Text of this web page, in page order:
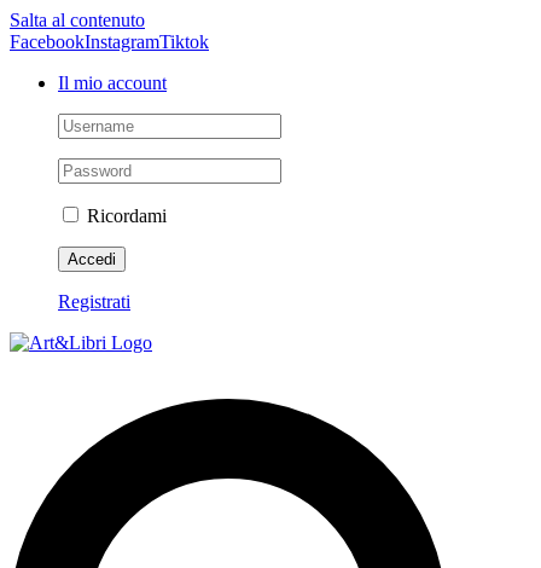
Salta al contenuto
FacebookInstagramTiktok
Il mio account
Ricordami
Registrati